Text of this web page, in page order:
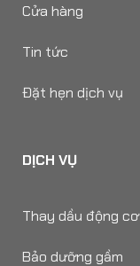
Cửa hàng
Tin tức
Đặt hẹn dịch vụ
DỊCH VỤ
Thay dầu động cơ
Bảo dưỡng gầm